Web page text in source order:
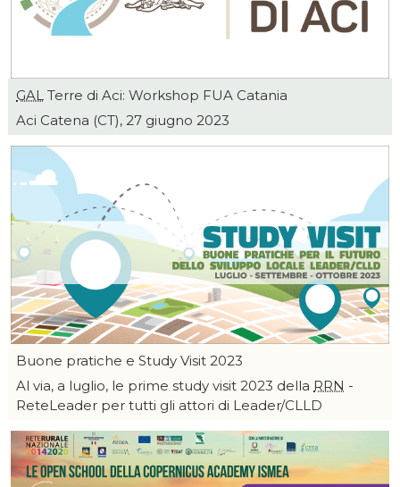
GAL Terre di Aci: Workshop FUA Catania
Aci Catena (CT), 27 giugno 2023
Buone pratiche e Study Visit 2023
Al via, a luglio, le prime study visit 2023 della RRN -
ReteLeader per tutti gli attori di Leader/CLLD